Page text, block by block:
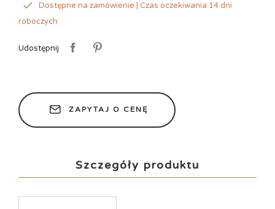
Dostępne na zamówienie | Czas oczekiwania 14 dni
roboczych
Udostępnij
ZAPYTAJ O CENĘ
Szczegóły produktu